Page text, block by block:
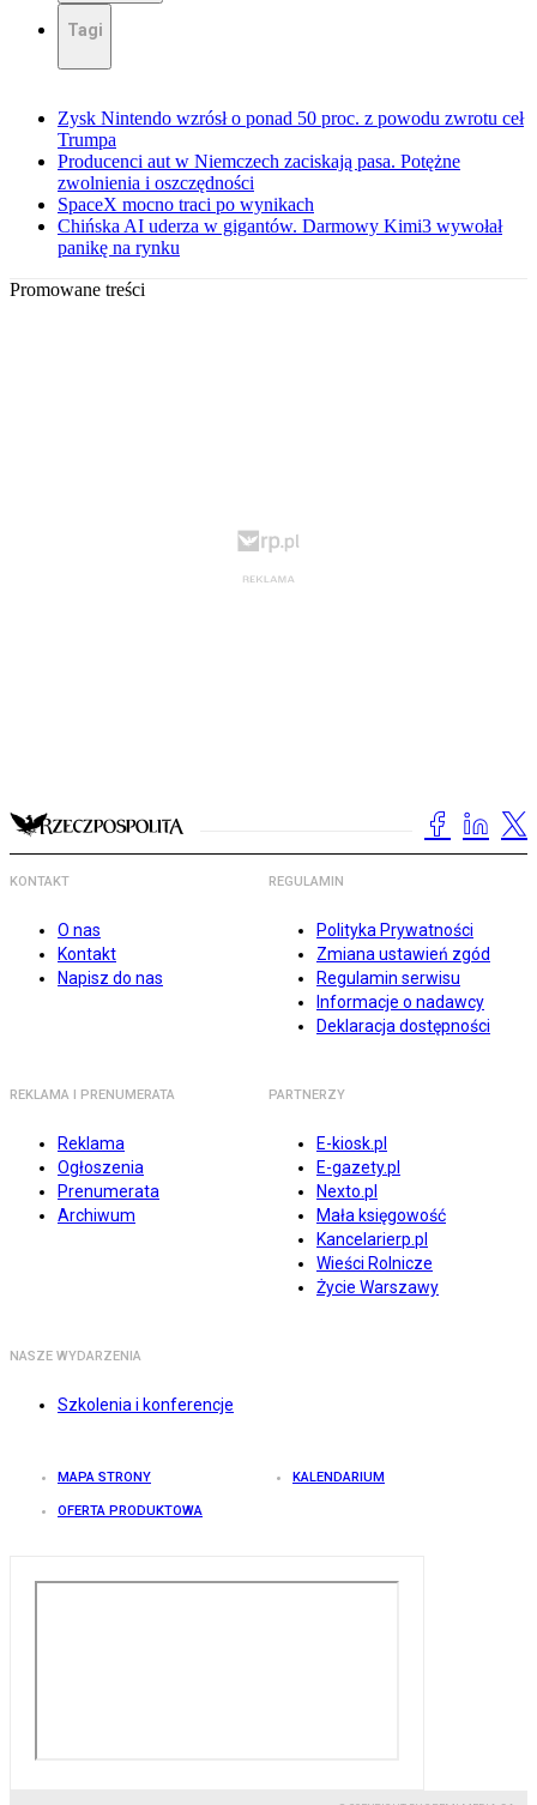
Tagi
Zysk Nintendo wzrósł o ponad 50 proc. z powodu zwrotu ceł
Trumpa
Producenci aut w Niemczech zaciskają pasa. Potężne
zwolnienia i oszczędności
SpaceX mocno traci po wynikach
Chińska AI uderza w gigantów. Darmowy Kimi3 wywołał
panikę na rynku
Promowane treści
KONTAKT
O nas
Kontakt
Napisz do nas
REGULAMIN
Polityka Prywatności
Zmiana ustawień zgód
Regulamin serwisu
Informacje o nadawcy
Deklaracja dostępności
REKLAMA I PRENUMERATA
Reklama
Ogłoszenia
Prenumerata
Archiwum
PARTNERZY
E-kiosk.pl
E-gazety.pl
Nexto.pl
Mała księgowość
Kancelarierp.pl
Wieści Rolnicze
Życie Warszawy
NASZE WYDARZENIA
Szkolenia i konferencje
MAPA STRONY KALENDARIUM
OFERTA PRODUKTOWA